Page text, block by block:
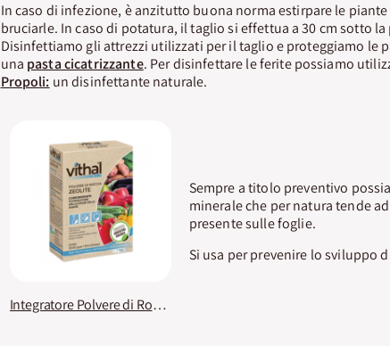
In caso di infezione, è anzitutto buona norma estirpare le
bruciarle. In caso di potatura, il taglio si effettua a 30 cm sotto la
Disinfettiamo gli attrezzi utilizzati per il taglio e proteggiamo le
una pasta cicatrizzante. Per disinfettare le ferite possiamo
Propoli: un disinfettante naturale.
Integratore Polvere di Roccia Zeolite Vithal Bio
Sempre a titolo preventivo
minerale che per natura tende
presente sulle foglie.
Si usa per prevenire lo sviluppo